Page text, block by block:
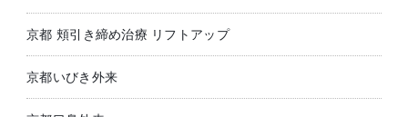
京都 頬引き締め治療 リフトアップ
京都いびき外来